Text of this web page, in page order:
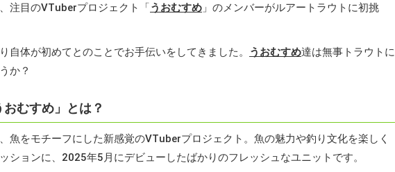
注目のVTuberプロジェクト「うおむすめ 」のメンバーがルアートラウトに初挑
自体が初めてとのことでお手伝いをしてきました。 うおむすめ達は無事トラウトに
か？
むすめ」とは？
、魚をモチーフにした新感覚のVTuberプロジェクト。魚の魅力や釣り文化を楽しく
ションに、2025年5月にデビューしたばかりのフレッシュなユニットです。